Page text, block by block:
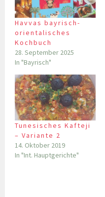
Havvas bayrisch-
orientalisches
Kochbuch
28. September 2025
In "Bayrisch"
Tunesisches Kafteji
– Variante 2
14. Oktober 2019
In "Int. Hauptgerichte"